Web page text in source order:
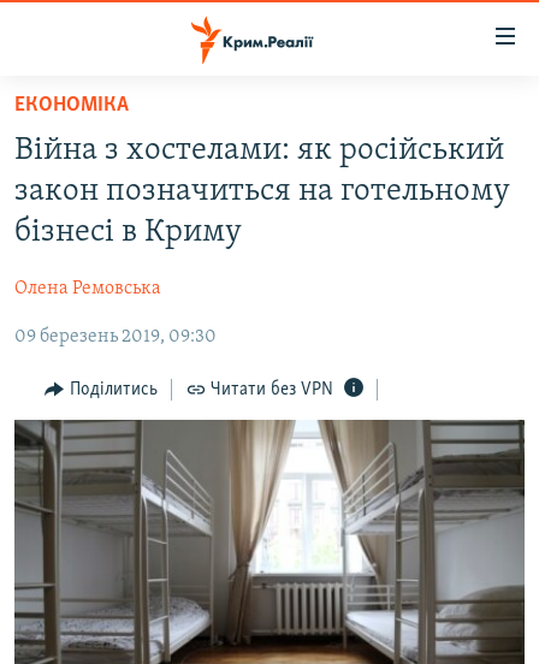
Перейти
основного
матеріалу
Перейти
до
основної
Перейти
пошуку
ВІДЕО ТА ФОТО
БЛОГИ
ПОГЛЯД
ІНТЕРВ'Ю
ВСЕ ЗА ДЕНЬ
СПЕЦПРОЕКТИ
ДЕПОРТАЦІЯ
СВІДЧЕННЯ ОКУПАЦІЇ
УКРАЇНСЬКА ПРОБЛЕМА КРИМУ
ЯК ОБІЙТИ БЛОКУВАННЯ
Русский
Qırımtatar
ЕКОНОМІКА
Війна з хостелами: як російський
закон позначиться на готельному
бізнесі в Криму
Олена Ремовська
09 березень 2019, 09:30
Поділитись Читати без VPN